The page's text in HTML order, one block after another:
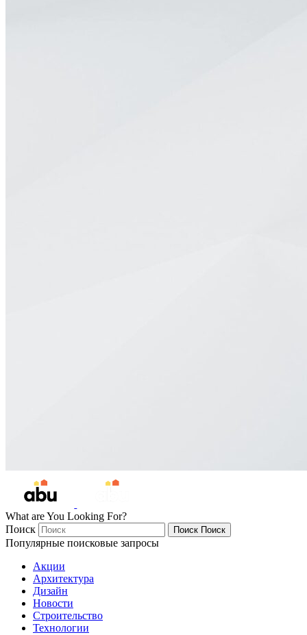
What are You Looking For?
Поиск
Поиск Поиск
Популярные поисковые запросы
Акции
Архитектура
Дизайн
Новости
Строительство
Технологии